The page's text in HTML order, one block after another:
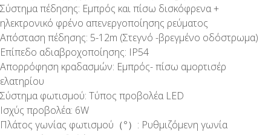
Σύστημα πέδησης: Εμπρός και πίσω δισκόφρενα +
ηλεκτρονικό φρένο απενεργοποίησης ρεύματος
Απόσταση πέδησης: 5-12m (Στεγνό -βρεγμένο οδόστρωμα)
Επίπεδο αδιαβροχοποίησης: IP54
Απορρόφηση κραδασμών: Εμπρός- πίσω αμορτισέρ
ελατηρίου
Σύστημα φωτισμού: Τύπος προβολέα LED
Ισχύς προβολέα: 6W
Πλάτος γωνίας φωτισμού（°）: Ρυθμιζόμενη γωνία